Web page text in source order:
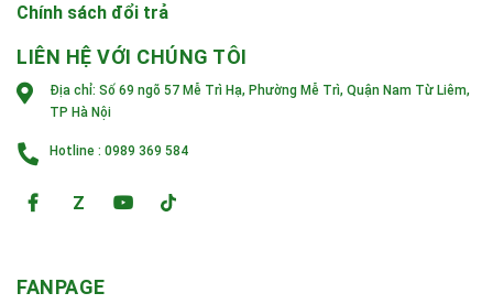
Chính sách đổi trả
LIÊN HỆ VỚI CHÚNG TÔI
Địa chỉ: Số 69 ngõ 57 Mễ Trì Hạ, Phường Mễ Trì, Quận Nam Từ Liêm,
TP Hà Nội
Hotline : 0989 369 584
Z
FANPAGE